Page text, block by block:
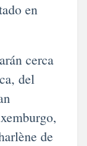
en
cerca
del
de